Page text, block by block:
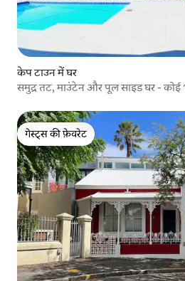
केप टाउन में घर
समुद्र तट, माउंटेन और पूल साइड घर - कोई
गेस्ट्स की फ़ेवरेट
गेस्ट्स की फ़ेवरेट